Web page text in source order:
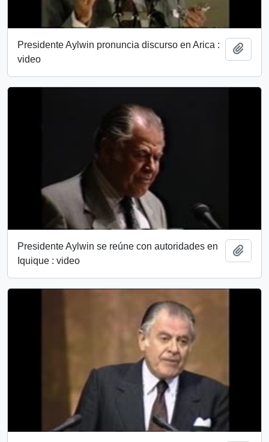
Presidente Aylwin pronuncia discurso en Arica :
video
Presidente Aylwin se reúne con autoridades en
Iquique : video